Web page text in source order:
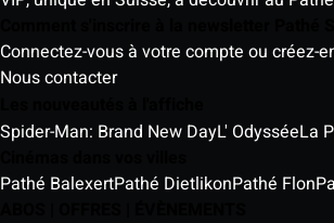
Connectez-vous à votre compte ou
Nous contacter
Spider-Man: Brand New DayL' OdysséeLa
Pathé BalexertPathé DietlikonPathé Flon